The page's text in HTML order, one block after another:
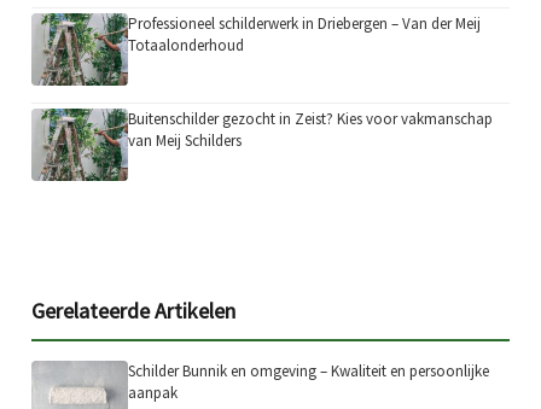
Professioneel schilderwerk in Driebergen – Van der Meij
Totaalonderhoud
Buitenschilder gezocht in Zeist? Kies voor vakmanschap
van Meij Schilders
Gerelateerde Artikelen
Schilder Bunnik en omgeving – Kwaliteit en persoonlijke
aanpak